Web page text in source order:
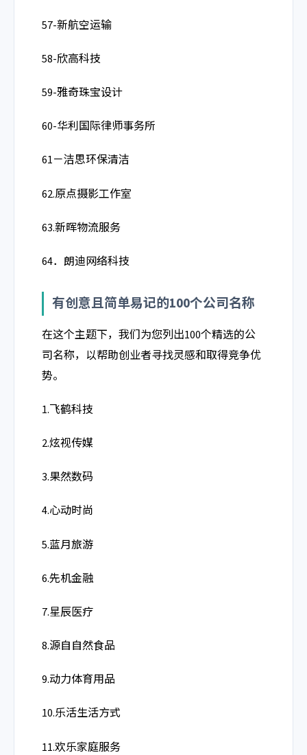
57-新航空运输
58-欣高科技
59-雅奇珠宝设计
60-华利国际律师事务所
61－洁思环保清洁
62.原点摄影工作室
63.新晖物流服务
64．朗迪网络科技
有创意且简单易记的100个公司名称
在这个主题下，我们为您列出100个精选的公
司名称，以帮助创业者寻找灵感和取得竞争优
势。
1.飞鹤科技
2.炫视传媒
3.果然数码
4.心动时尚
5.蓝月旅游
6.先机金融
7.星辰医疗
8.源自自然食品
9.动力体育用品
10.乐活生活方式
11.欢乐家庭服务